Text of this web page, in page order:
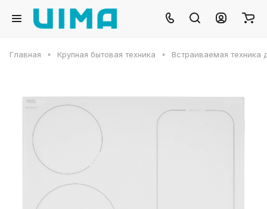
Главная Крупная бытовая техника Встраиваемая техника